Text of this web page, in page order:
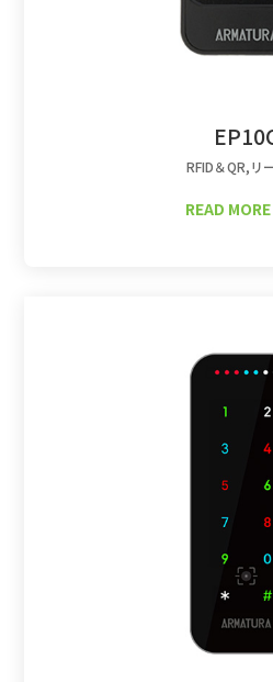
RFID＆QR,リ
READ MORE